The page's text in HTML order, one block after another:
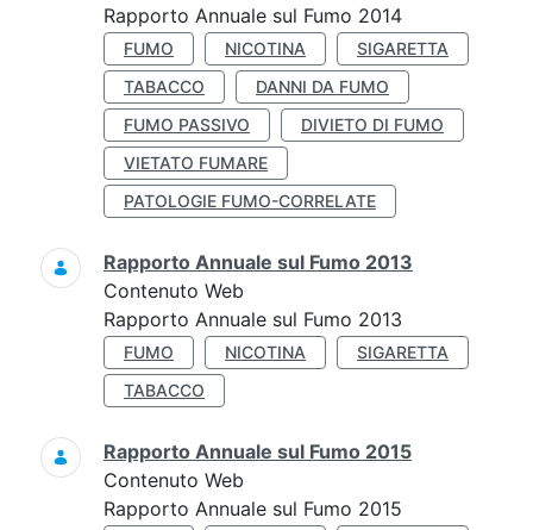
Rapporto Annuale sul Fumo 2014
FUMO NICOTINA
SIGARETTA
TABACCO
DANNI DA FUMO
FUMO PASSIVO
DIVIETO DI FUMO
VIETATO FUMARE
PATOLOGIE FUMO-CORRELATE
Rapporto Annuale sul Fumo 2013
Contenuto Web
Rapporto Annuale sul Fumo 2013
FUMO NICOTINA
SIGARETTA
TABACCO
Rapporto Annuale sul Fumo 2015
Contenuto Web
Rapporto Annuale sul Fumo 2015